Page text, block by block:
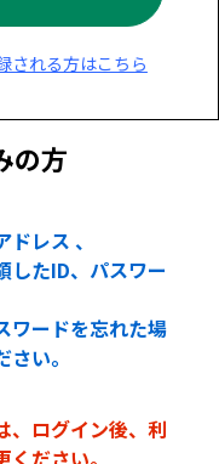
される方はこちら
の方
レス 、
したID、パスワー
ワードを忘れた場
い。
、ログイン後、利
ださい。